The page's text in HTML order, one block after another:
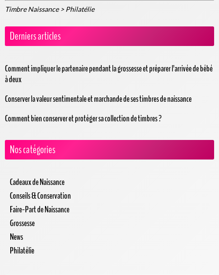
Timbre Naissance >Philatélie
Derniers articles
Comment impliquer le partenaire pendant la grossesse et préparer l’arrivée de bébé
à deux
Conserver la valeur sentimentale et marchande de ses timbres de naissance
Comment bien conserver et protéger sa collection de timbres ?
Nos catégories
Cadeaux de Naissance
Conseils & Conservation
Faire-Part de Naissance
Grossesse
News
Philatélie